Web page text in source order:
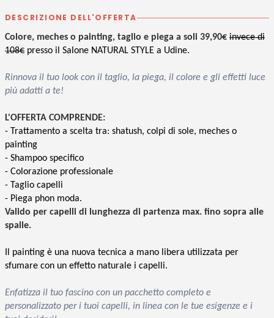
DESCRIZIONE DELL'OFFERTA
Colore, meches o painting, taglio e piega a soli 39,90€ invece di
108€ presso il Salone NATURAL STYLE a Udine.
Rinnova il tuo look con il taglio, la piega, il colore e gli effetti luce
più adatti a te!
L'OFFERTA COMPRENDE:
- Trattamento a scelta tra: shatush, colpi di sole, meches o
painting
- Shampoo specifico
- Colorazione professionale
- Taglio capelli
- Piega phon moda.
Valido per capelli di lunghezza di partenza max. fino sopra alle
spalle.
Il painting è una nuova tecnica a mano libera utilizzata per
sfumare con un effetto naturale i capelli.
Enfatizza il tuo fascino con un pacchetto completo e
personalizzato per i tuoi capelli, in linea con le tue esigenze e i